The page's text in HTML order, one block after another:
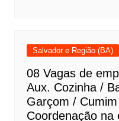
Salvador e Região (BA)
08 Vagas de
Aux. Cozinha /
Garçom /
Coordenação na